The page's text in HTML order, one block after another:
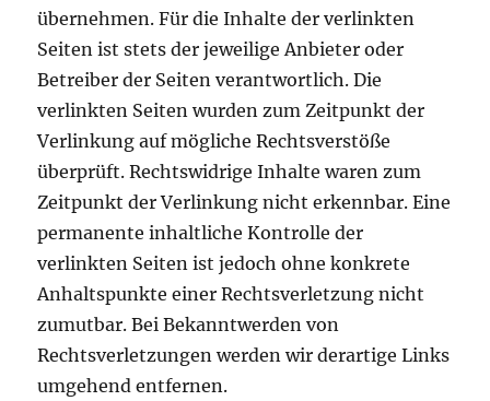
übernehmen. Für die Inhalte der verlinkten
Seiten ist stets der jeweilige Anbieter oder
Betreiber der Seiten verantwortlich. Die
verlinkten Seiten wurden zum Zeitpunkt der
Verlinkung auf mögliche Rechtsverstöße
überprüft. Rechtswidrige Inhalte waren zum
Zeitpunkt der Verlinkung nicht erkennbar. Eine
permanente inhaltliche Kontrolle der
verlinkten Seiten ist jedoch ohne konkrete
Anhaltspunkte einer Rechtsverletzung nicht
zumutbar. Bei Bekanntwerden von
Rechtsverletzungen werden wir derartige Links
umgehend entfernen.